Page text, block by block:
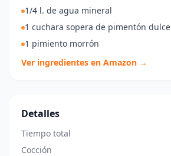
1/4 l. de agua mineral
1 cuchara sopera de pimentón dulce
1 pimiento morrón
Ver ingredientes en Amazon →
Detalles
Tiempo total
Cocción